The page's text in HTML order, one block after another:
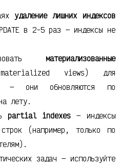
удаление лишних индексов
в 2-5 раз — индексы не
материализованные
views) для
— они обновляются по
лету.
partial indexes — индексы
(например, только по
задач — используйте